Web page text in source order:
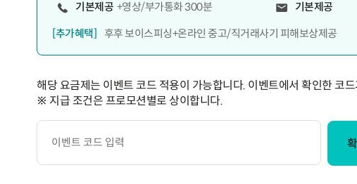
기본제공 +영상/부가통화 300분
기본제공
[추가혜택]
후후 보이스피싱+온라인 중고/직거래사기 피해보상제공
해당 요금제는 이벤트 코드 적용이 가능합니다. 이벤트에서 확인한 코
※ 지급 조건은 프로모션별로 상이합니다.
이